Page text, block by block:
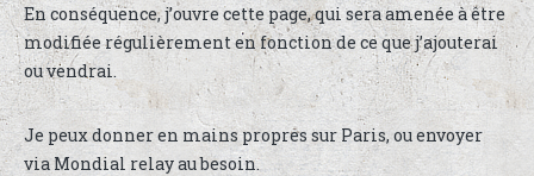
En conséquence, j’ouvre cette page, qui sera amenée à être
modifiée régulièrement en fonction de ce que j’ajouterai
ou vendrai.
Je peux donner en mains propres sur Paris, ou envoyer
via Mondial relay au besoin.